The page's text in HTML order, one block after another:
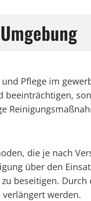
Pflege im
die je nach
über den
beseitigen.
werden.